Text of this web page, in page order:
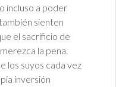
incluso a poder
sienten
el sacrificio de
la pena.
los suyos cada vez
inversión